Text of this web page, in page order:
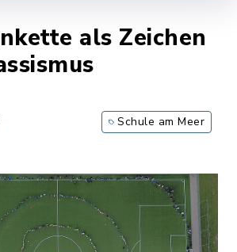
als Zeichen
Schule am Meer